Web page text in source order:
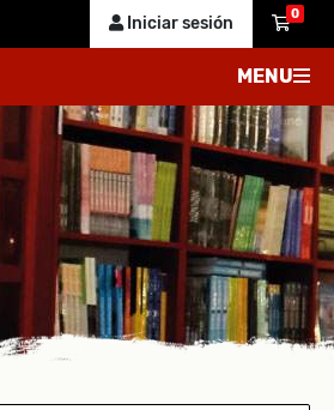
Iniciar sesión 0
MENU